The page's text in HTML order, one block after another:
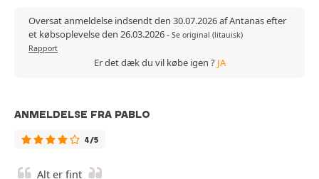
Oversat anmeldelse indsendt den 30.07.2026 af Antanas efter
et købsoplevelse den 26.03.2026- Se original (litauisk)
Rapport
Er det dæk du vil købe igen ? JA
ANMELDELSE FRA PABLO
4/5
Alt er fint